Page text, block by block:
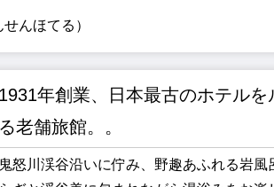
んほてる）
1931年創業、日本最古のホテルを
る老舗旅館。。
鬼怒川渓谷沿いに佇み、野趣あふれる岩風